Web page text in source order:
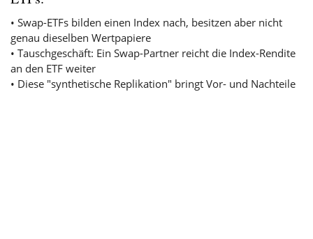
• Swap-ETFs bilden einen Index nach, besitzen aber nicht
genau dieselben Wertpapiere
• Tauschgeschäft: Ein Swap-Partner reicht die Index-Rendite
an den ETF weiter
• Diese "synthetische Replikation" bringt Vor- und Nachteile